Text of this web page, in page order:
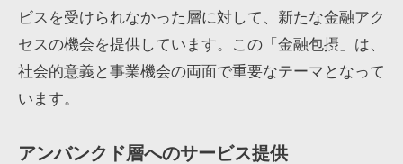
ビスを受けられなかった層に対して、新たな金融アク
セスの機会を提供しています。この「金融包摂」は、
社会的意義と事業機会の両面で重要なテーマとなって
います。
アンバンクド層へのサービス提供